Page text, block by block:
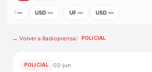
UF — USD — UF — USD —
← Volver a Radioprensa/ POLICIAL
POLICIAL 02-jun